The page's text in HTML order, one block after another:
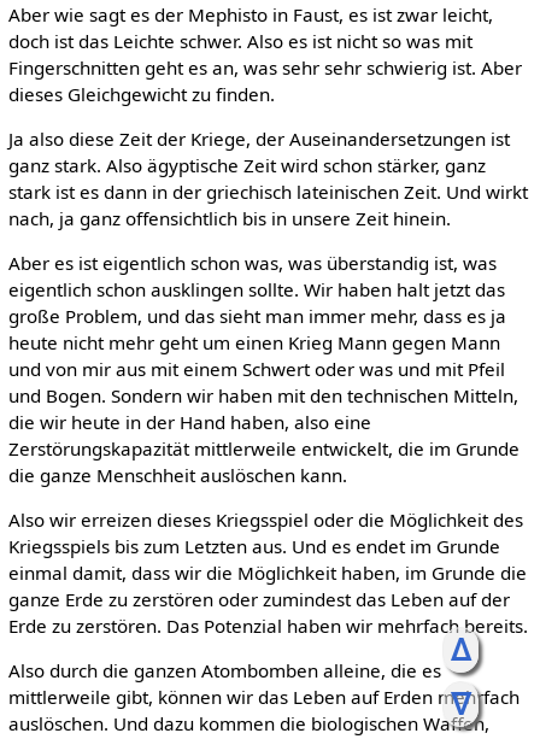
ᐃ
ᐁ
Aber wie sagt es der Mephisto in Faust, es ist zwar leicht,
doch ist das Leichte schwer. Also es ist nicht so was mit
Fingerschnitten geht es an, was sehr sehr schwierig ist. Aber
dieses Gleichgewicht zu finden.
Ja also diese Zeit der Kriege, der Auseinandersetzungen ist
ganz stark. Also ägyptische Zeit wird schon stärker, ganz
stark ist es dann in der griechisch lateinischen Zeit. Und wirkt
nach, ja ganz offensichtlich bis in unsere Zeit hinein.
Aber es ist eigentlich schon was, was überstandig ist, was
eigentlich schon ausklingen sollte. Wir haben halt jetzt das
große Problem, und das sieht man immer mehr, dass es ja
heute nicht mehr geht um einen Krieg Mann gegen Mann
und von mir aus mit einem Schwert oder was und mit Pfeil
und Bogen. Sondern wir haben mit den technischen Mitteln,
die wir heute in der Hand haben, also eine
Zerstörungskapazität mittlerweile entwickelt, die im Grunde
die ganze Menschheit auslöschen kann.
Also wir erreizen dieses Kriegsspiel oder die Möglichkeit des
Kriegsspiels bis zum Letzten aus. Und es endet im Grunde
einmal damit, dass wir die Möglichkeit haben, im Grunde die
ganze Erde zu zerstören oder zumindest das Leben auf der
Erde zu zerstören. Das Potenzial haben wir mehrfach bereits.
Also durch die ganzen Atombomben alleine, die es
mittlerweile gibt, können wir das Leben auf Erden mehrfach
auslöschen. Und dazu kommen die biologischen Waffen,